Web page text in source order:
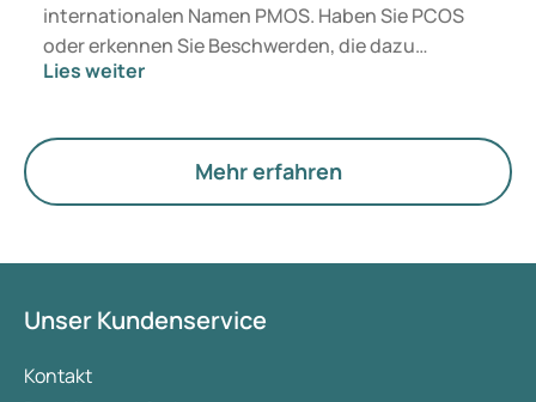
internationalen Namen PMOS. Haben Sie PCOS
oder erkennen Sie Beschwerden, die dazu
passen? Medizinisch ändert sich vorerst nichts.
Hormone, den Stoffwechsel und die Funktion der
Lies weiter
Mehr erfahren
Unser Kundenservice
Kontakt